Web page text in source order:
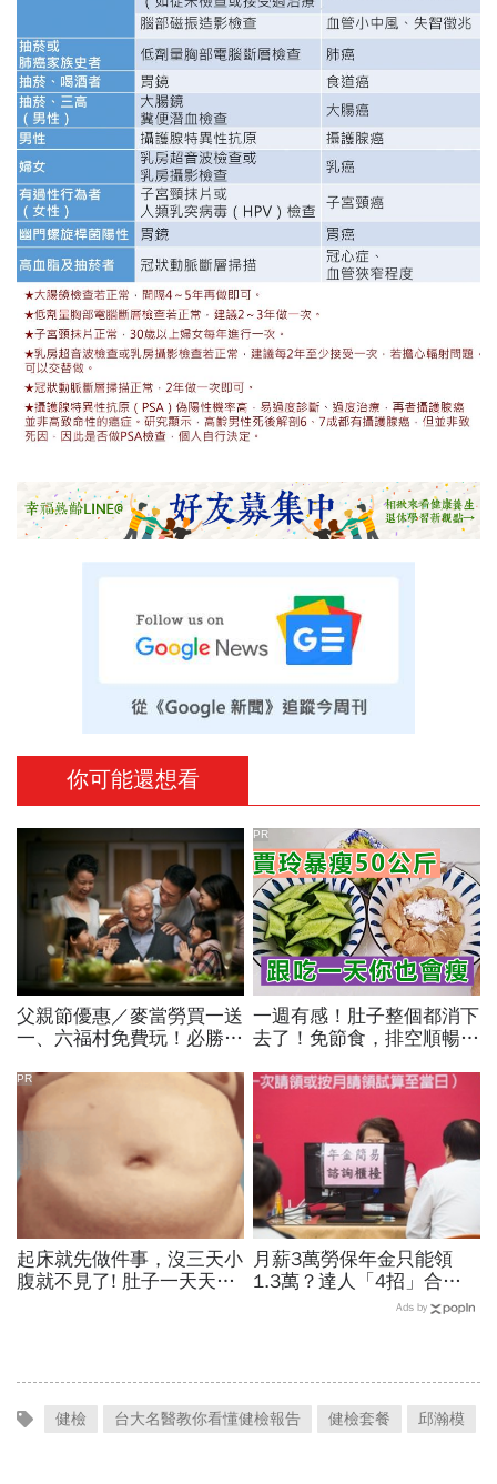
你可能還想看
父親節優惠／麥當勞買一送
一、六福村免費玩！必勝
家速食餐飲飯店好康必收
一週有感！肚子整個都消下
去了！免節食，排空順暢就
PR
起床就先做件事，沒三天小
腹就不見了! 肚子一天天變
PR
月薪3萬勞保年金只能領
1.3萬？達人「4招」合法
調高勞保投保薪資：不求老
Ads by
健檢 台大名醫教你看懂健檢報告 健檢套餐 邱瀚模